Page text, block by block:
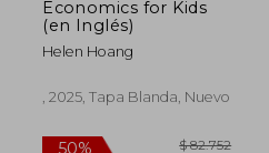
Economics for Kids
(en Inglés)
Helen Hoang
, 2025, Tapa Blanda, Nuevo